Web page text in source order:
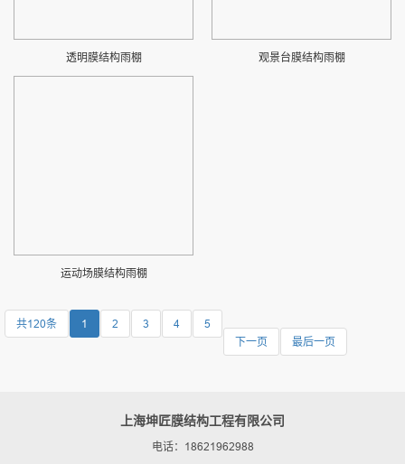
透明膜结构雨棚 观景台膜结构雨棚
运动场膜结构雨棚
共120条 1 2 3 4
5
下一页
最后一页
上海坤匠膜结构工程有限公司
电话：18621962988